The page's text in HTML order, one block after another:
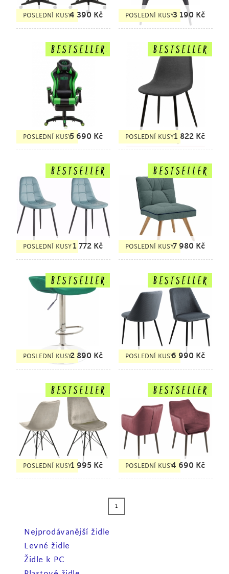
POSLEDNÍ KUSY4 390 Kč POSLEDNÍ KUSY3 190 Kč
POSLEDNÍ KUSY5 690 Kč POSLEDNÍ KUSY1 822 Kč
POSLEDNÍ KUSY1 772 Kč POSLEDNÍ KUSY7 980 Kč
POSLEDNÍ KUSY2 890 Kč POSLEDNÍ KUSY6 990 Kč
POSLEDNÍ KUSY1 995 Kč POSLEDNÍ KUSY4 690 Kč
1
Nejprodávanější židle
Levné židle
Židle k PC